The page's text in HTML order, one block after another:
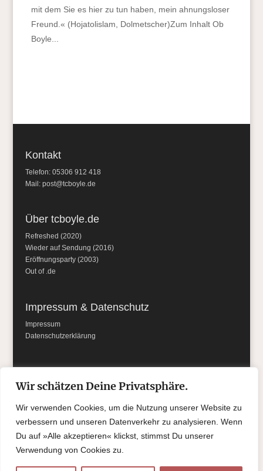
Wir schätzen Deine Privatsphäre.
Wir verwenden Cookies, um die Nutzung unserer Website zu
verbessern und unseren Datenverkehr zu analysieren. Wenn
Du auf »Alle akzeptieren« klickst, stimmst Du unserer
Verwendung von Cookies zu.
mit dem Sie es hier zu tun haben, mein ahnungsloser
Freund.« (Hojatolislam, Dolmetscher)Zum Inhalt Ob
Boyle...
Kontakt
Telefon: 05306 912 418
Mail: post@tcboyle.de
Über tcboyle.de
Refreshed (2020)
Wieder auf Sendung (2016)
Eröffnungsparty (2003)
Out of .de
Impressum & Datenschutz
Impressum
Datenschutzerklärung